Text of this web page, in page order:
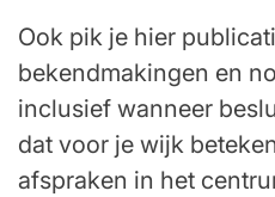
Ook pik je hier
bekendmakingen en
inclusief wanneer
dat voor je wijk
afspraken in het